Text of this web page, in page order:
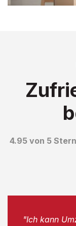
4.95 von 5
"Ich kann